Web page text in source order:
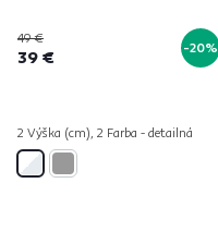
49 €
39 € -20%
2 Výška (cm), 2 Farba - detailná